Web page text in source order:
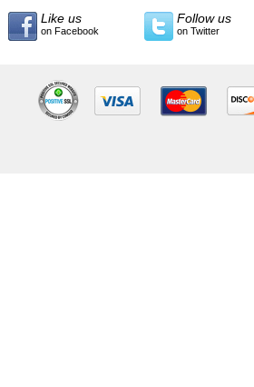
Like us
on Facebook
Follow us
on Twitter